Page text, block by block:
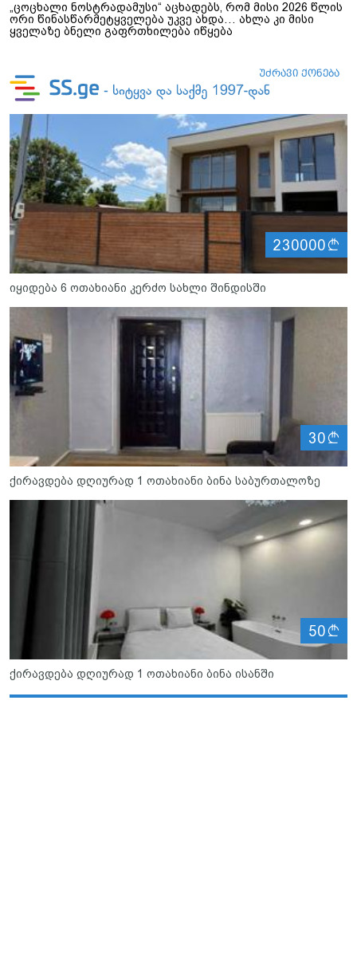
„ცოცხალი ნოსტრადამუსი“ აცხადებს, რომ მისი 2026 წლის
ორი წინასწარმეტყველება უკვე ახდა… ახლა კი მისი
ყველაზე ბნელი გაფრთხილება იწყება
230000
იყიდება 6 ოთახიანი კერძო სახლი შინდისში
30
ქირავდება დღიურად 1 ოთახიანი ბინა საბურთალოზე
50
ქირავდება დღიურად 1 ოთახიანი ბინა ისანში